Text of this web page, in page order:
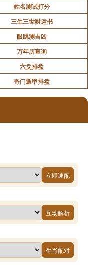
姻缘就在不远处等
我们删除！以上内容，并
姓名测试打分
三生三世财运书
眼跳测吉凶
万年历查询
六爻排盘
奇门遁甲排盘
立即速配
互动解析
生肖配对